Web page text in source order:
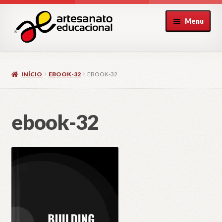
para
navegação
para
conteúdo
Menu
INÍCIO EBOOK-32 EBOOK-32
ebook-32